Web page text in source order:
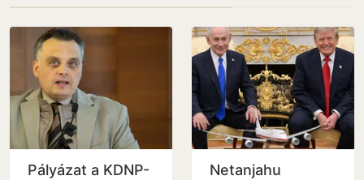
Pályázat a KDNP-
Netanjahu